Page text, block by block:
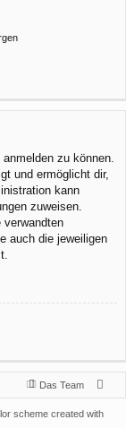
zu können.
und ermöglicht dir,
kann
zuweisen.
verwandten
auch die jeweiligen
Das Team
scheme created with